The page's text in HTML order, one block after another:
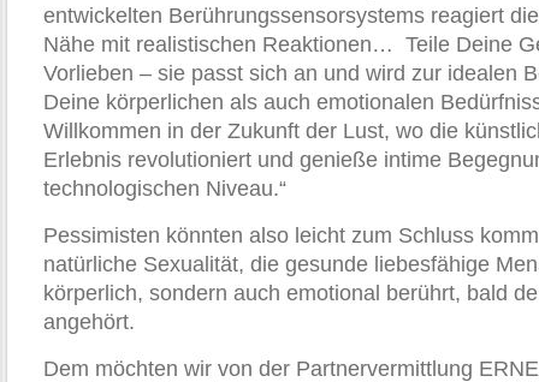
entwickelten Berührungssensorsystems reagiert
Nähe mit realistischen Reaktionen… Teile Deine
Vorlieben – sie passt sich an und wird zur idealen
Deine körperlichen als auch emotionalen
Willkommen in der Zukunft der Lust, wo die
Erlebnis revolutioniert und genieße intime
technologischen Niveau.“
Pessimisten könnten also leicht zum Schluss
natürliche Sexualität, die gesunde liebesfähige
körperlich, sondern auch emotional berührt, bald
angehört.
Dem möchten wir von der Partnervermittlung